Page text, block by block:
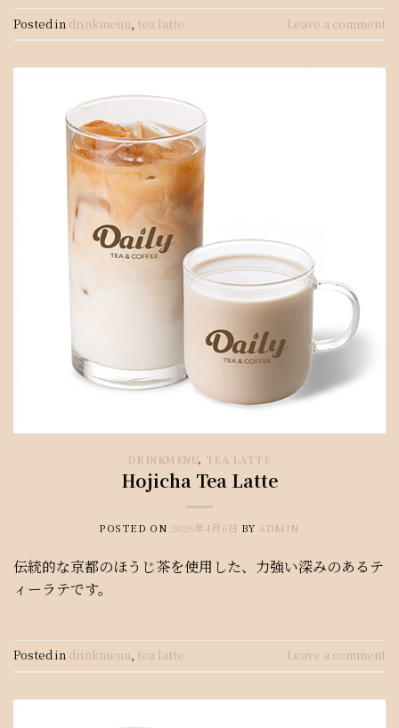
Posted in drinkmenu, tea latte Leave a comment
DRINKMENU, TEA LATTE
Hojicha Tea Latte
POSTED ON 2026年4月6日 BY ADMIN
伝統的な京都のほうじ茶を使用した、力強い深みのあるテ
ィーラテです。
Posted in drinkmenu, tea latte Leave a comment